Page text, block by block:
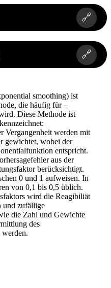
🔗
🔗
smoothing) ist
die häufig für –
Diese Methode ist
Vergangenheit werden mit
gewichtet, wobei der
entspricht.
aus der
berücksichtigt.
0 und 1 aufweisen. In
von 0,1 bis 0,5 üblich.
wird die Reagibiliät
und zufällige
die Zahl und Gewichte
des
werden.